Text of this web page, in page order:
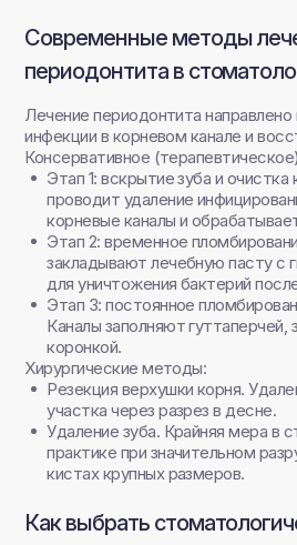
Современные методы
периодонтита в
Лечение периодонтита направлено
инфекции в корневом канале и
Консервативное
Этап 1: вскрытие зуба и
проводит удаление
корневые каналы и
Этап 2: временное
закладывают лечебную пасту с
для уничтожения бактерий
Этап 3: постоянное
Каналы заполняют гуттаперчей,
коронкой.
Хирургические методы:
Резекция верхушки корня.
участка через разрез в десне.
Удаление зуба. Крайняя мера в
практике при значительном
кистах крупных размеров.
Как выбрать